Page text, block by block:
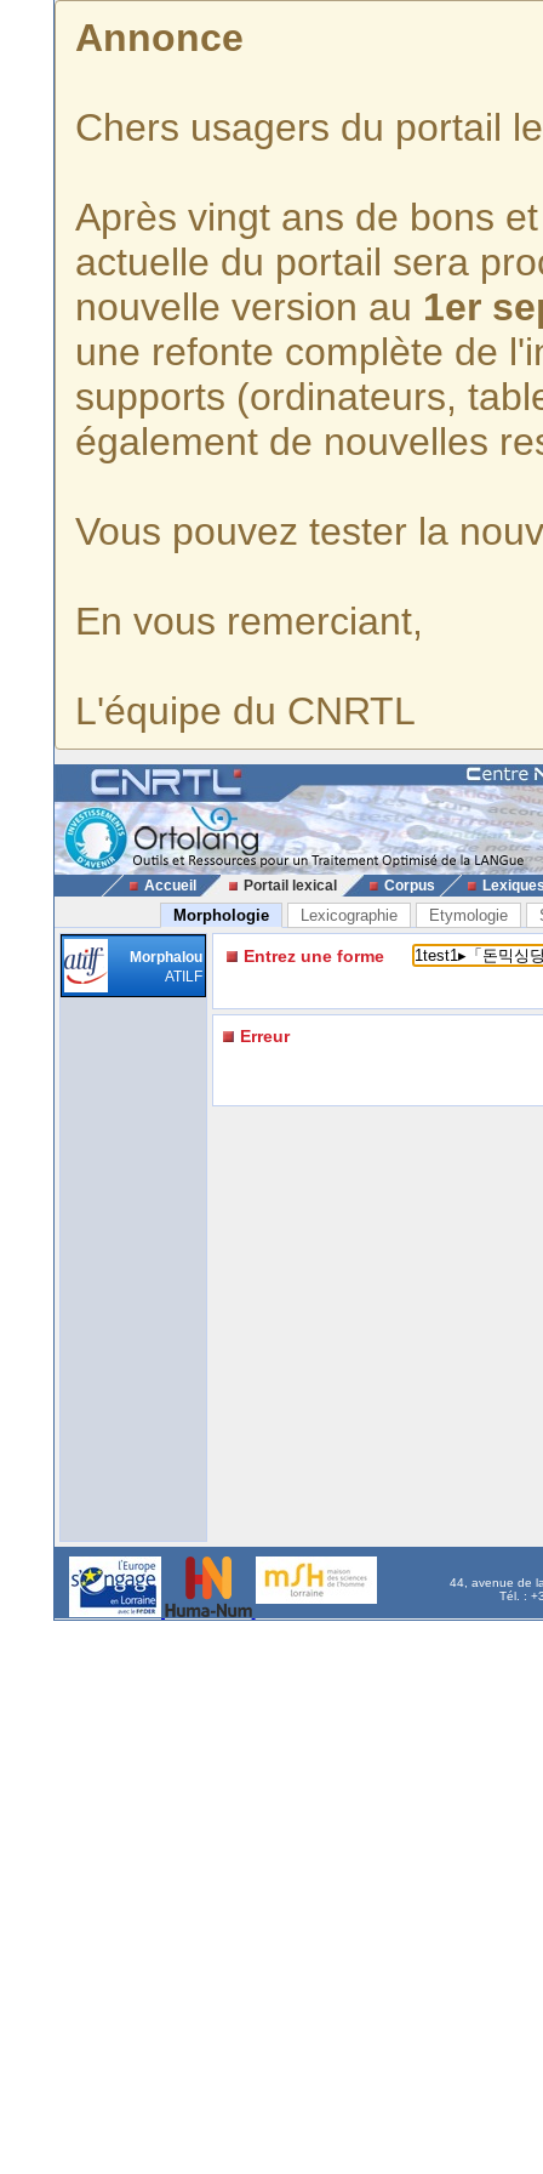
Annonce
Chers usagers du portail
Après vingt ans de bons
actuelle du portail sera
nouvelle version au 1er
une refonte complète de
supports (ordinateurs,
également de nouvelles
Vous pouvez tester la
En vous remerciant,
L'équipe du CNRTL
Accueil Portail lexical Corpus
Morphologie Lexicographie Etymologie
Morphalou
ATILF
Entrez une forme
Erreur
44, avenue de
Tél. :